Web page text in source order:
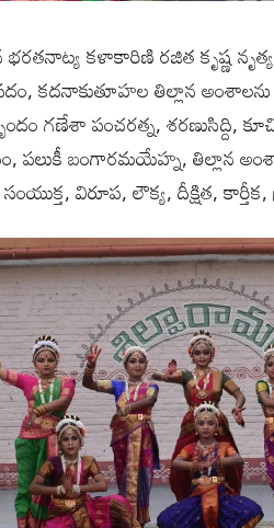
భరతనాట్య కళాకారిణి రజిత కృష్ణ
కదనాకుతూహల తిల్లాన
గణేశా పంచరత్న,
పలుకీ బంగారమయేహ్న, తిల్లాన
విరూప, లౌక్య, దీక్షిత, కార్తీక,